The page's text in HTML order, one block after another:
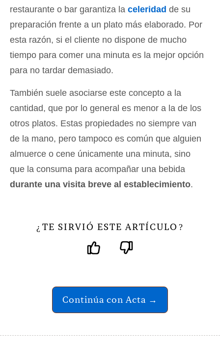
restaurante o bar garantiza la celeridad de su
preparación frente a un plato más elaborado. Por
esta razón, si el cliente no dispone de mucho
tiempo para comer una minuta es la mejor opción
para no tardar demasiado.
También suele asociarse este concepto a la
cantidad, que por lo general es menor a la de los
otros platos. Estas propiedades no siempre van
de la mano, pero tampoco es común que alguien
almuerce o cene únicamente una minuta, sino
que la consuma para acompañar una bebida
durante una visita breve al establecimiento.
¿ TE SIRVIÓ ESTE ARTÍCULO ?
Continúa con Acta →